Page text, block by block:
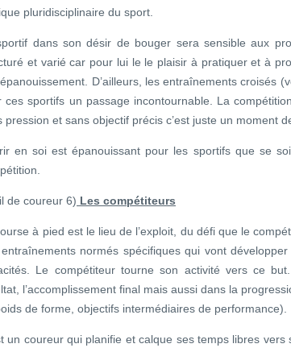
pluridisciplinaire du sport.
dans son désir de bouger sera sensible aux
et varié car pour lui le le plaisir à pratiquer et à
D’ailleurs, les entraînements croisés
ces sportifs un passage incontournable. La
pression et sans objectif précis c’est juste un moment
en soi est épanouissant pour les sportifs que se
de coureur 6) Les compétiteurs
à pied est le lieu de l’exploit, du défi que le
normés spécifiques qui vont
Le compétiteur tourne son activité vers ce
l’accomplissement final mais aussi dans la
de forme, objectifs intermédiaires de performance).
un coureur qui planifie et calque ses temps libres vers